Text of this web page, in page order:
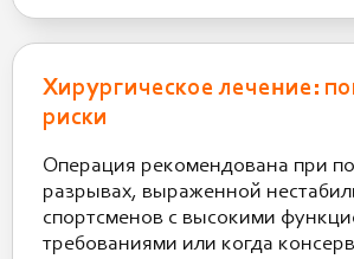
Хирургическое лечение:
риски
Операция рекомендована при
разрывах, выраженной
спортсменов с высокими
требованиями или когда